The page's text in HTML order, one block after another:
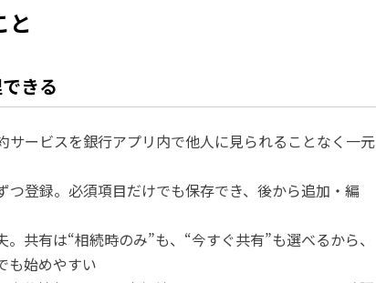
と
きる
サービスを銀行アプリ内で他人に見られることなく一元
登録。必須項目だけでも保存でき、後から追加・編
共有は“相続時のみ”も、“今すぐ共有”も選べるから、
も始めやすい